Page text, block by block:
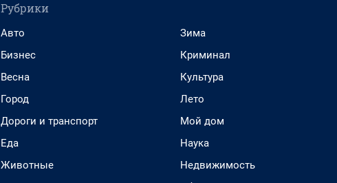
Рубрики
Авто
Бизнес
Весна
Город
Дороги и транспорт
Еда
Животные
Зима
Криминал
Культура
Лето
Мой дом
Наука
Недвижимость